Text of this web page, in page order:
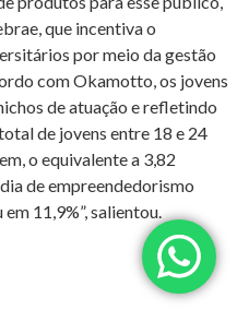
que incentiva o
por meio da gestão
com Okamotto, os jovens
de atuação e refletindo
de jovens entre 18 e 24
o equivalente a 3,82
de empreendedorismo
11,9%”, salientou.